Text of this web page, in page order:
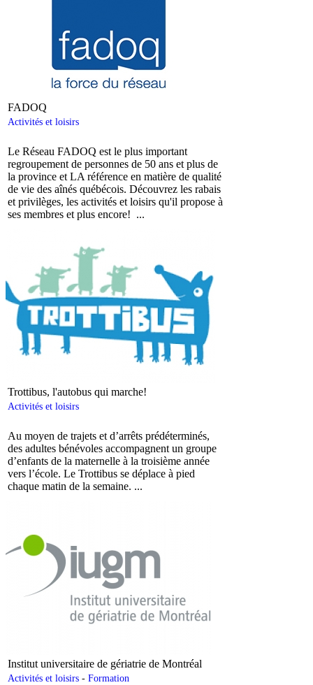
FADOQ
Activités et loisirs
Le Réseau FADOQ est le plus important
regroupement de personnes de 50 ans et plus de
la province et LA référence en matière de qualité
de vie des aînés québécois. Découvrez les rabais
et privilèges, les activités et loisirs qu'il propose à
ses membres et plus encore! ...
Trottibus, l'autobus qui marche!
Activités et loisirs
Au moyen de trajets et d’arrêts prédéterminés,
des adultes bénévoles accompagnent un groupe
d’enfants de la maternelle à la troisième année
vers l’école. Le Trottibus se déplace à pied
chaque matin de la semaine. ...
Institut universitaire de gériatrie de Montréal
Activités et loisirs - Formation